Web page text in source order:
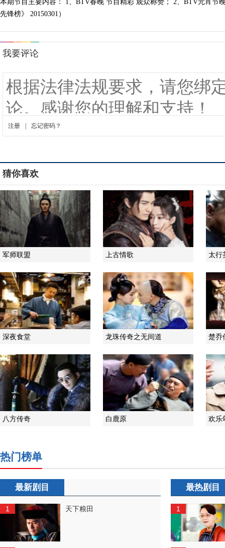
本期节目主要内容： 1、BTV春晚 节目精彩 观众称赞； 2、BTV元宵
先锋榜》 20150301）
猜你喜欢
军师联盟 上古情歌 太行
深夜食堂 龙珠传奇之无间道 楚乔
八方传奇 白鹿原 欢乐
热门榜单
最新剧目
1 天下粮田
最热剧目
1